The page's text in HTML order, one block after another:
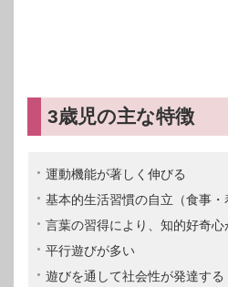
3歳児の主な特徴
運動機能が著しく伸びる
基本的生活習慣の自立（食事・
言葉の習得により、知的好奇心
平行遊びが多い
遊びを通して社会性が発達する